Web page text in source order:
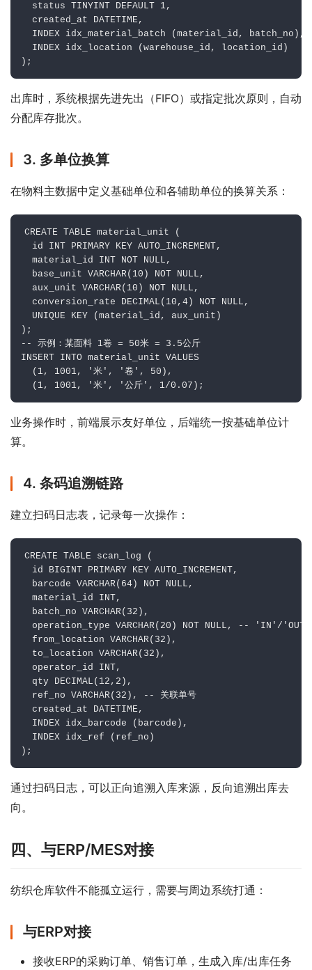
  status TINYINT DEFAULT 1,
  created_at DATETIME,
  INDEX idx_material_batch (material_id, batch_no),
  INDEX idx_location (warehouse_id, location_id)
);
出库时，系统根据先进先出（FIFO）或指定批次原则，自动
分配库存批次。
3. 多单位换算
在物料主数据中定义基础单位和各辅助单位的换算关系：
CREATE TABLE material_unit (
  id INT PRIMARY KEY AUTO_INCREMENT,
  material_id INT NOT NULL,
  base_unit VARCHAR(10) NOT NULL,
  aux_unit VARCHAR(10) NOT NULL,
  conversion_rate DECIMAL(10,4) NOT NULL,
  UNIQUE KEY (material_id, aux_unit)
);
-- 示例：某面料 1卷 = 50米 = 3.5公斤
INSERT INTO material_unit VALUES
  (1, 1001, '米', '卷', 50),
  (1, 1001, '米', '公斤', 1/0.07);
业务操作时，前端展示友好单位，后端统一按基础单位计
算。
4. 条码追溯链路
建立扫码日志表，记录每一次操作：
CREATE TABLE scan_log (
  id BIGINT PRIMARY KEY AUTO_INCREMENT,
  barcode VARCHAR(64) NOT NULL,
  material_id INT,
  batch_no VARCHAR(32),
operation_type VARCHAR(20) NOT NULL, -- 'IN'/
  from_location VARCHAR(32),
  to_location VARCHAR(32),
  operator_id INT,
  qty DECIMAL(12,2),
  ref_no VARCHAR(32), -- 关联单号
  created_at DATETIME,
  INDEX idx_barcode (barcode),
  INDEX idx_ref (ref_no)
);
通过扫码日志，可以正向追溯入库来源，反向追溯出库去
向。
四、与ERP/MES对接
纺织仓库软件不能孤立运行，需要与周边系统打通：
与ERP对接
接收ERP的采购订单、销售订单，生成入库/出库任务